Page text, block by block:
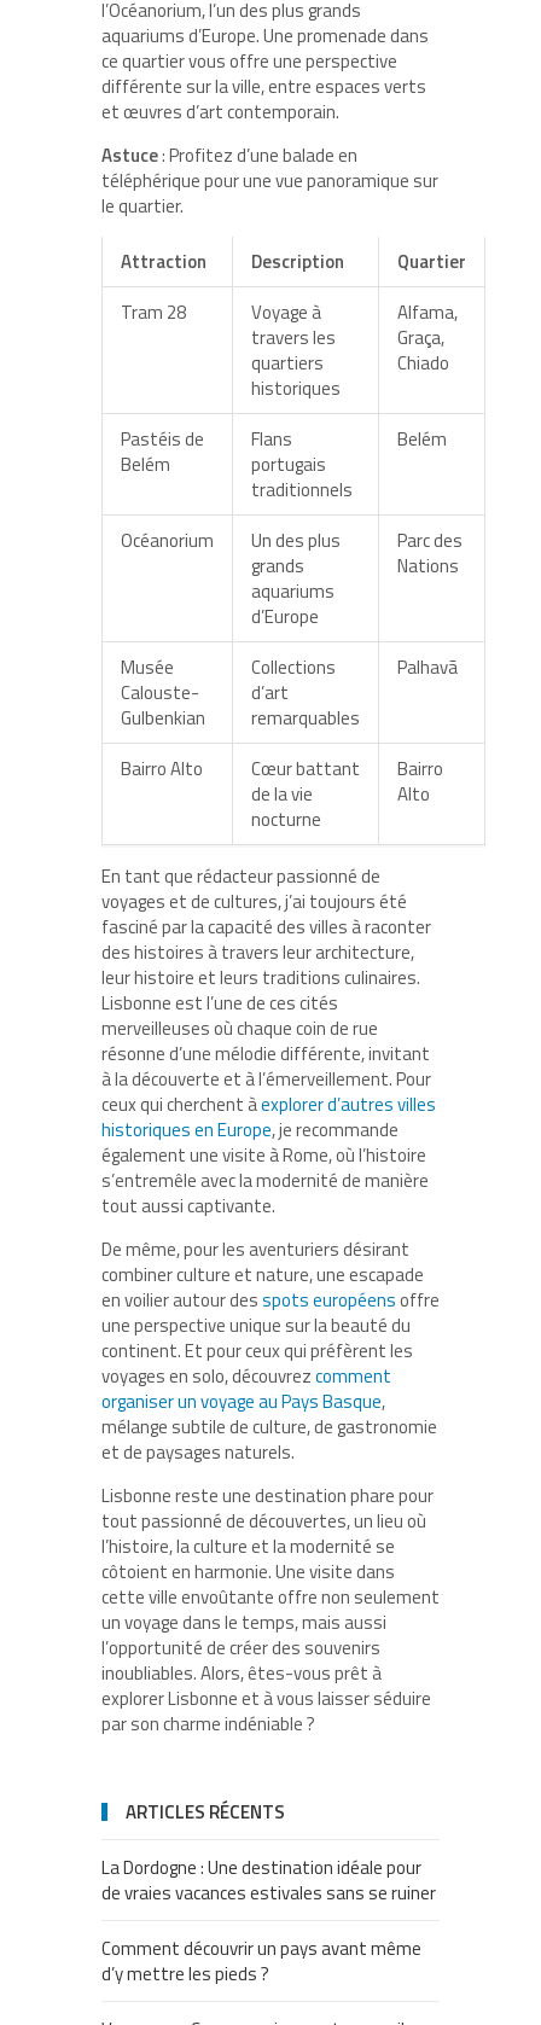
l’Océanorium, l’un des plus grands
aquariums d’Europe. Une promenade dans
ce quartier vous offre une perspective
différente sur la ville, entre espaces verts
et œuvres d’art contemporain.
Astuce: Profitez d’une balade en
téléphérique pour une vue panoramique sur
le quartier.
Attraction
Description
Quartier
Tram 28
Voyage à
travers les
quartiers
historiques
Alfama,
Graça,
Chiado
Pastéis de
Belém
Flans
portugais
traditionnels
Belém
Océanorium
Un des plus
grands
aquariums
d’Europe
Parc des
Nations
Musée
Calouste-
Gulbenkian
Collections
d’art
remarquables
Palhavã
Bairro Alto
Cœur battant
de la vie
nocturne
Bairro
Alto
En tant que rédacteur passionné de
voyages et de cultures, j’ai toujours été
fasciné par la capacité des villes à raconter
des histoires à travers leur architecture,
leur histoire et leurs traditions culinaires.
Lisbonne est l’une de ces cités
merveilleuses où chaque coin de rue
résonne d’une mélodie différente, invitant
à la découverte et à l’émerveillement. Pour
ceux qui cherchent àexplorer d’autres villes
historiques en Europe, je recommande
également une visite à Rome, où l’histoire
s’entremêle avec la modernité de manière
tout aussi captivante.
De même, pour les aventuriers désirant
combiner culture et nature, une escapade
en voilier autour desspots européensoffre
une perspective unique sur la beauté du
continent. Et pour ceux qui préfèrent les
voyages en solo, découvrezcomment
organiser un voyage au Pays Basque,
mélange subtile de culture, de gastronomie
et de paysages naturels.
Lisbonne reste une destination phare pour
tout passionné de découvertes, un lieu où
l’histoire, la culture et la modernité se
côtoient en harmonie. Une visite dans
cette ville envoûtante offre non seulement
un voyage dans le temps, mais aussi
l’opportunité de créer des souvenirs
inoubliables. Alors, êtes-vous prêt à
explorer Lisbonne et à vous laisser séduire
par son charme indéniable ?
ARTICLES RÉCENTS
La Dordogne : Une destination idéale pour
de vraies vacances estivales sans se ruiner
Comment découvrir un pays avant même
d’y mettre les pieds ?